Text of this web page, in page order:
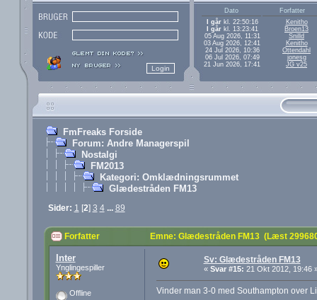
Dato
Forfatter
I gårkl. 22:50:16
Kenitho
I gårkl. 13:23:41
Broen13
05 Aug 2026, 11:31
Snilld
03 Aug 2026, 12:41
Kenitho
24 Jul 2026, 10:36
Ottendahl
06 Jul 2026, 07:49
jonesg
21 Jun 2026, 17:41
JG v25
FmFreaks Forside
Forum: Andre Managerspil
Nostalgi
FM2013
Kategori: Omklædningsrummet
Glædestråden FM13
Sider: 1 [2] 3 4 ... 89
Forfatter Emne: Glædestråden FM13 (Læst
Inter
Ynglingespiller
Offline
Sv: Glædestråden FM13
« Svar #15: 21 Okt 2012, 19:46
Vinder man 3-0 med Southampton over